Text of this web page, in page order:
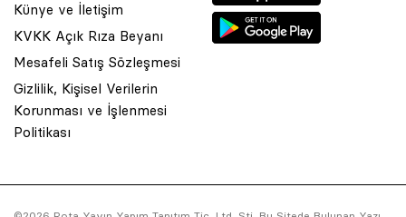
Künye ve İletişim
KVKK Açık Rıza Beyanı
Mesafeli Satış Sözleşmesi
Gizlilik, Kişisel Verilerin
Korunması ve İşlenmesi
Politikası
© 2001 Rota Yayın Yapım Tanıtım Tic. Ltd. Şti. Bu Sitede Bulunan
Asquared WordPress Agencytarafından tasarlanmış ve